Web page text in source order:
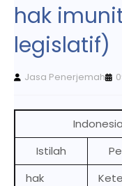
hak
legislatif)
Jasa Penerjemah
Istilah
hak